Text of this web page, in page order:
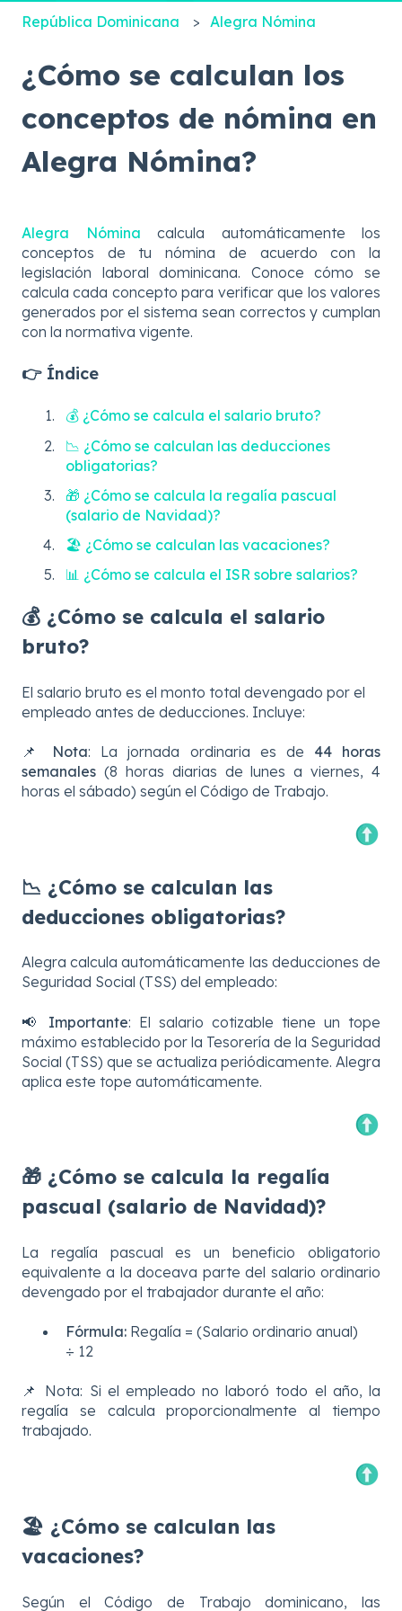
República Dominicana Alegra Nómina
¿Cómo se calculan los
conceptos de nómina en
Alegra Nómina?
Alegra Nómina calcula automáticamente los
conceptos de tu nómina de acuerdo con la
legislación laboral dominicana. Conoce cómo se
calcula cada concepto para verificar que los valores
generados por el sistema sean correctos y cumplan
con la normativa vigente.
👉 Índice
💰 ¿Cómo se calcula el salario bruto?
📉 ¿Cómo se calculan las deducciones
obligatorias?
🎁 ¿Cómo se calcula la regalía pascual
(salario de Navidad)?
🏖️ ¿Cómo se calculan las vacaciones?
📊 ¿Cómo se calcula el ISR sobre salarios?
💰 ¿Cómo se calcula el salario
bruto?
El salario bruto es el monto total devengado por el
empleado antes de deducciones. Incluye:
📌 Nota: La jornada ordinaria es de 44 horas
semanales (8 horas diarias de lunes a viernes, 4
horas el sábado) según el Código de Trabajo.
📉 ¿Cómo se calculan las
deducciones obligatorias?
Alegra calcula automáticamente las deducciones de
Seguridad Social (TSS) del empleado:
📢 Importante: El salario cotizable tiene un tope
máximo establecido por la Tesorería de la Seguridad
Social (TSS) que se actualiza periódicamente. Alegra
aplica este tope automáticamente.
🎁 ¿Cómo se calcula la regalía
pascual (salario de Navidad)?
La regalía pascual es un beneficio obligatorio
equivalente a la doceava parte del salario ordinario
devengado por el trabajador durante el año:
Fórmula: Regalía = (Salario ordinario anual)
÷ 12
📌 Nota: Si el empleado no laboró todo el año, la
regalía se calcula proporcionalmente al tiempo
trabajado.
🏖️ ¿Cómo se calculan las
vacaciones?
Según el Código de Trabajo dominicano, las